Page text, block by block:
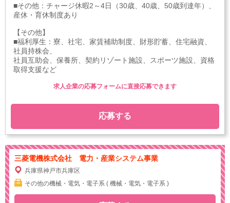
■その他：チャージ休暇2～4日（30歳、40歳、50歳到達年）、
産休・育休制度あり
【その他】
■福利厚生：寮、社宅、家賃補助制度、財形貯蓄、住宅融資、
社員持株会、
社員互助会、保養所、契約リゾート施設、スポーツ施設、資格
取得支援など
応募する
求人企業の応募フォームに直接応募できます
三菱電機株式会社 電力・産業システム事業
兵庫県神戸市兵庫区
その他の機械・電気・電子系 ( 機械・電気・電子系 )